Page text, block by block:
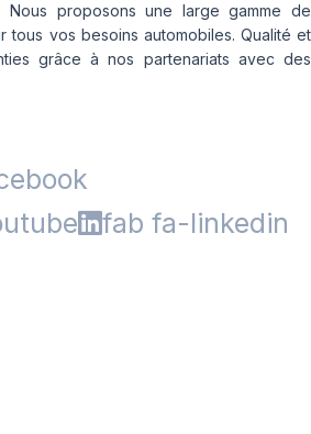
proposons une large gamme de
tous vos besoins automobiles. Qualité et
grâce à nos partenariats avec des
fab fa-linkedin